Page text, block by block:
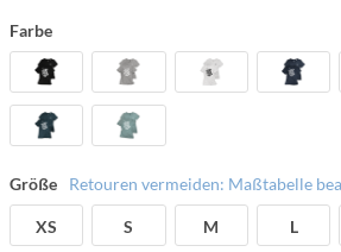
Farbe
Größe Retouren vermeiden: Maßtabelle
XS S M L